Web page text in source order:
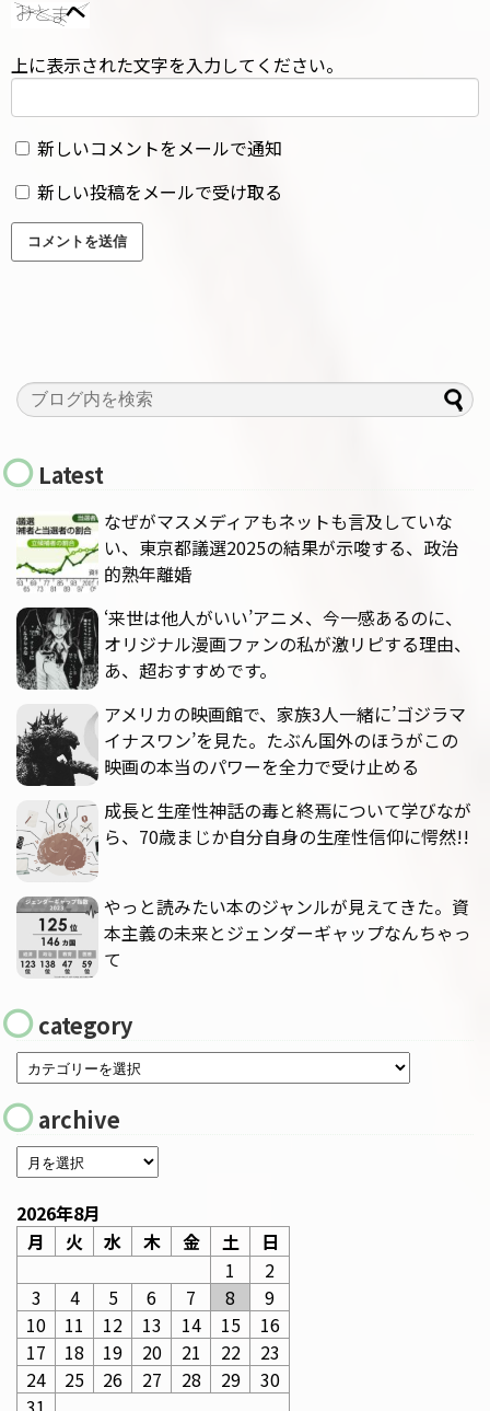
上に表示された文字を入力してください。
新しいコメントをメールで通知
新しい投稿をメールで受け取る
Latest
なぜがマスメディアもネットも言及していな
い、東京都議選2025の結果が示唆する、政治
的熟年離婚
‘来世は他人がいい’アニメ、今一感あるのに、
オリジナル漫画ファンの私が激リピする理由、
あ、超おすすめです。
アメリカの映画館で、家族3人一緒に’ゴジラマ
イナスワン’を見た。たぶん国外のほうがこの
映画の本当のパワーを全力で受け止める
成長と生産性神話の毒と終焉について学びなが
ら、70歳まじか自分自身の生産性信仰に愕然!!
やっと読みたい本のジャンルが見えてきた。資
本主義の未来とジェンダーギャップなんちゃっ
て
category
archive
2026年8月
月
火 水 木 金 土
日
1
2
3
4 5 6 7 8
9
10
11 12 13 14 15
16
17
18 19 20 21 22
23
24
25 26 27 28 29
30